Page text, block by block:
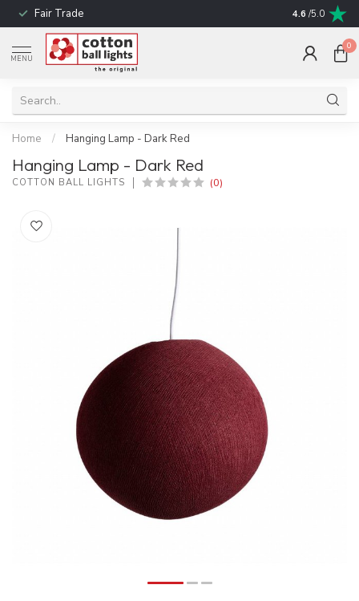
Fair Trade ! No shipping
4.6 /5.0
MENU
0
Home / Hanging Lamp - Dark Red
Hanging Lamp - Dark Red
COTTON BALL LIGHTS (0)